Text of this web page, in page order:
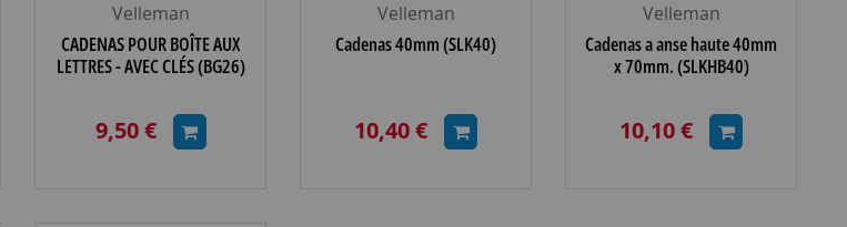
Velleman
CADENAS POUR BOÎTE AUX
LETTRES - AVEC CLÉS (BG26)
9,50 €
Velleman
Cadenas 40mm (SLK40)
10,40 €
Velleman
Cadenas a anse haute 40mm
x 70mm. (SLKHB40)
10,10 €